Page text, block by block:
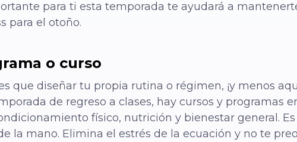
para ti esta temporada te ayudará a
para el otoño.
o curso
que diseñar tu propia rutina o régimen, ¡y menos
de regreso a clases, hay cursos y programas
físico, nutrición y bienestar general.
la mano. Elimina el estrés de la ecuación y no te